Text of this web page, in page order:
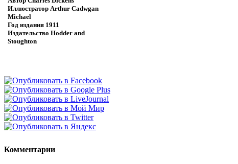
Иллюстратор Arthur Cadwgan
Michael
Год издания 1911
Издательство Hodder and
Stoughton
Комментарии